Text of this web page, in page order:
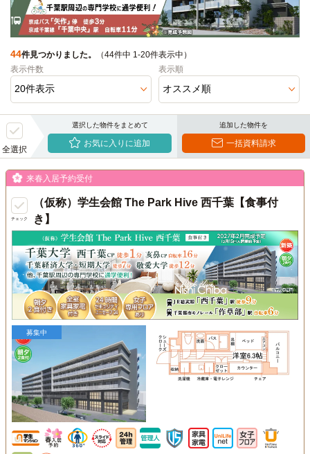
44件見つかりました。
（44件中 1-20件表示中）
表示件数
表示順
全選択
選択した物件をまとめて
お気に入りに追加
追加した物件を
一括資料請求
チェック
来春入居予約受付
（仮称）学生会館 The Park Hive 西千葉【食事付
き】
募集中